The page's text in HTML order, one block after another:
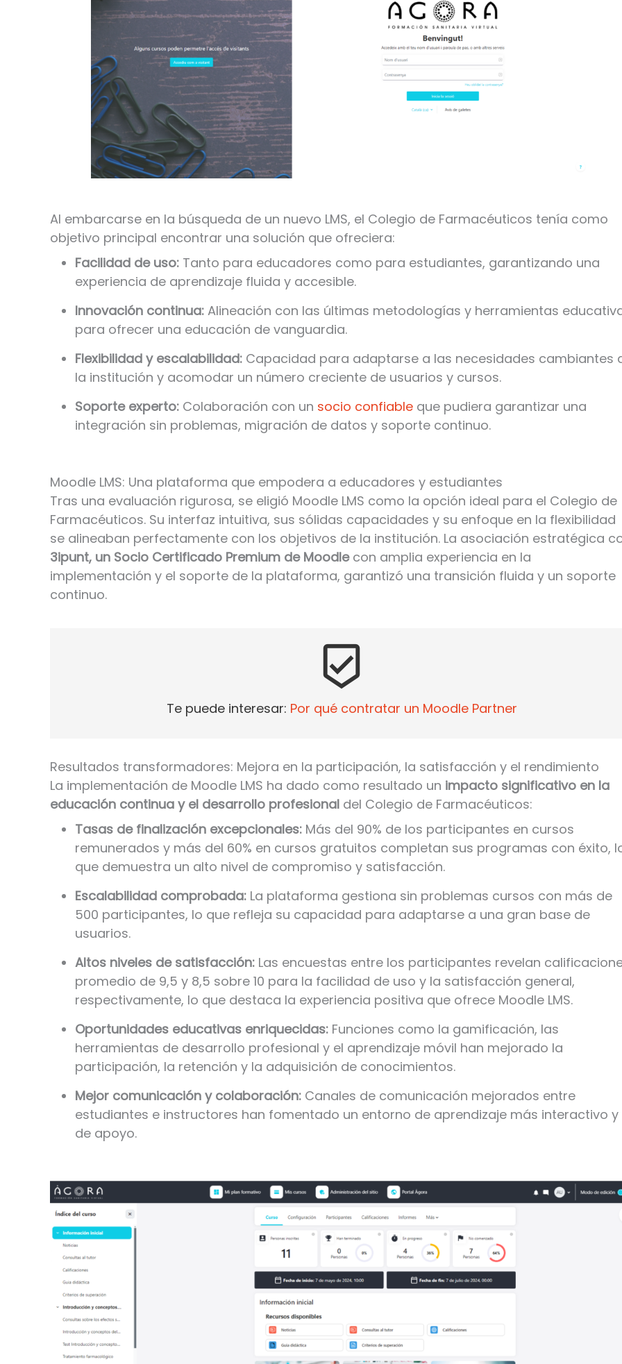
Al embarcarse en la búsqueda de un nuevo LMS, el Colegio de Farmacéuticos tenía como
objetivo principal encontrar una solución que ofreciera:
Facilidad de uso: Tanto para educadores como para estudiantes, garantizando una
experiencia de aprendizaje fluida y accesible.
Innovación continua: Alineación con las últimas metodologías y herramientas
para ofrecer una educación de vanguardia.
Flexibilidad y escalabilidad: Capacidad para adaptarse a las necesidades cambiantes
la institución y acomodar un número creciente de usuarios y cursos.
Soporte experto: Colaboración con un socio confiable que pudiera garantizar una
integración sin problemas, migración de datos y soporte continuo.
Moodle LMS: Una plataforma que empodera a educadores y estudiantes
Tras una evaluación rigurosa, se eligió Moodle LMS como la opción ideal para el Colegio de
Farmacéuticos. Su interfaz intuitiva, sus sólidas capacidades y su enfoque en la flexibilidad
se alineaban perfectamente con los objetivos de la institución. La asociación estratégica
3ipunt, un Socio Certificado Premium de Moodlecon amplia experiencia en la
implementación y el soporte de la plataforma, garantizó una transición fluida y un soporte
continuo.
beenhere
Te puede interesar: Por qué contratar un Moodle Partner
Resultados transformadores: Mejora en la participación, la satisfacción y el rendimiento
La implementación de Moodle LMS ha dado como resultado un impacto significativo en la
educación continua y el desarrollo profesional del Colegio de Farmacéuticos:
Tasas de finalización excepcionales: Más del 90% de los participantes en cursos
remunerados y más del 60% en cursos gratuitos completan sus programas con éxito,
que demuestra un alto nivel de compromiso y satisfacción.
Escalabilidad comprobada: La plataforma gestiona sin problemas cursos con más de
500 participantes, lo que refleja su capacidad para adaptarse a una gran base de
usuarios.
Altos niveles de satisfacción: Las encuestas entre los participantes revelan
promedio de 9,5 y 8,5 sobre 10 para la facilidad de uso y la satisfacción general,
respectivamente, lo que destaca la experiencia positiva que ofrece Moodle LMS.
Oportunidades educativas enriquecidas: Funciones como la gamificación, las
herramientas de desarrollo profesional y el aprendizaje móvil han mejorado la
participación, la retención y la adquisición de conocimientos.
Mejor comunicación y colaboración: Canales de comunicación mejorados entre
estudiantes e instructores han fomentado un entorno de aprendizaje más interactivo y
de apoyo.